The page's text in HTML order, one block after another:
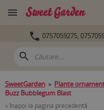

 0757059275,
search
SweetGarden » Plante
Buzz Bubblegum Blast
« Înapoi la pagina precedentă